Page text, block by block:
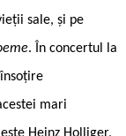
sale, și pe
. În concertul la
mari
Heinz Holliger,